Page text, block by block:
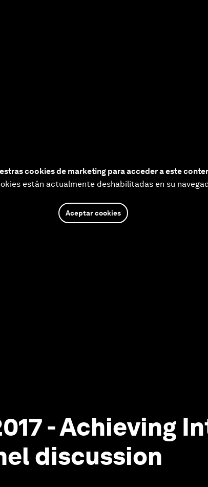
cookies de marketing para acceder a este
están actualmente deshabilitadas en su
Aceptar cookies
- Achieving
discussion